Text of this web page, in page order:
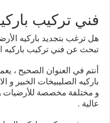
فني تركيب
هل ترغب بتجديد باركيه
تبحث عن فني تركيب باركيه
أنتم في العنوان الصحيح ،
باركيه الصليبيخات الخبير و
و مختلفة مخصصة للأرضيات و
عالية .